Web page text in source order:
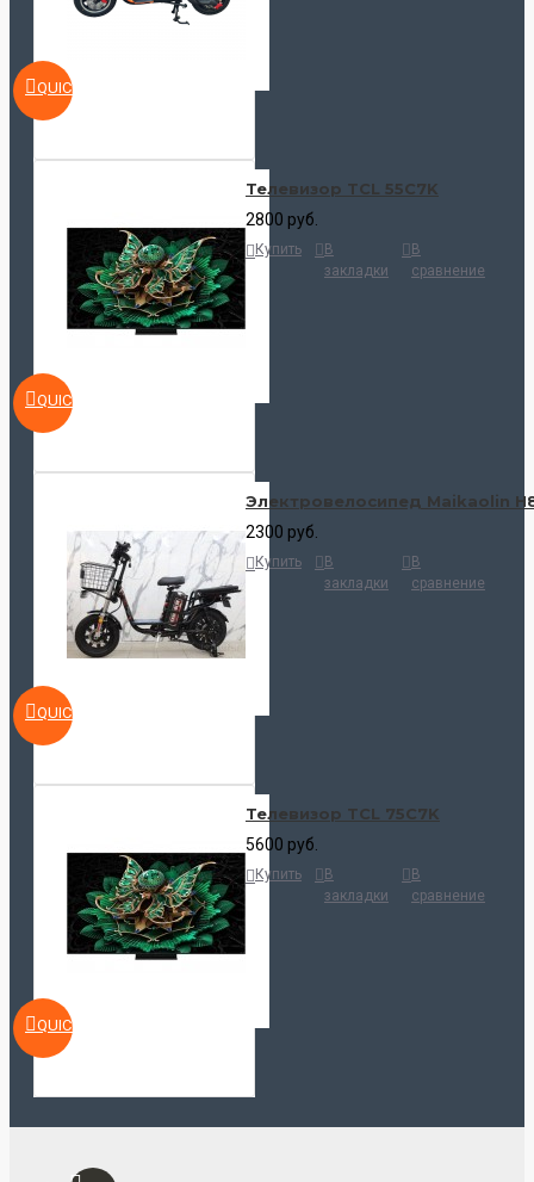
QUICKVIEW
QUICKVIEW
Телевизор TCL 55C7K
2800 руб.
Купить
В
закладки
В
сравнение
QUICKVIEW
Электровелосипед Maikaolin
2300 руб.
Купить
В
закладки
В
сравнение
QUICKVIEW
Телевизор TCL 75C7K
5600 руб.
Купить
В
закладки
В
сравнение